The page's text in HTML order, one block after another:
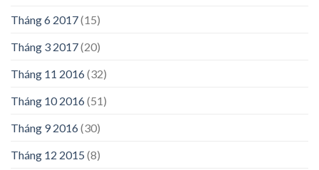
Tháng 6 2017(15)
Tháng 3 2017(20)
Tháng 11 2016(32)
Tháng 10 2016(51)
Tháng 9 2016(30)
Tháng 12 2015 (8)